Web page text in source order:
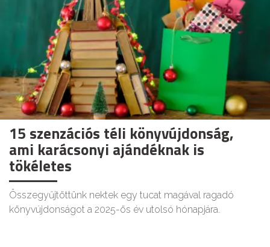
15 szenzációs téli könyvújdonság,
ami karácsonyi ajándéknak is
tökéletes
Összegyűjtöttünk nektek egy tucat magával ragadó
könyvújdonságot a 2025-ös év utolsó hónapjára.